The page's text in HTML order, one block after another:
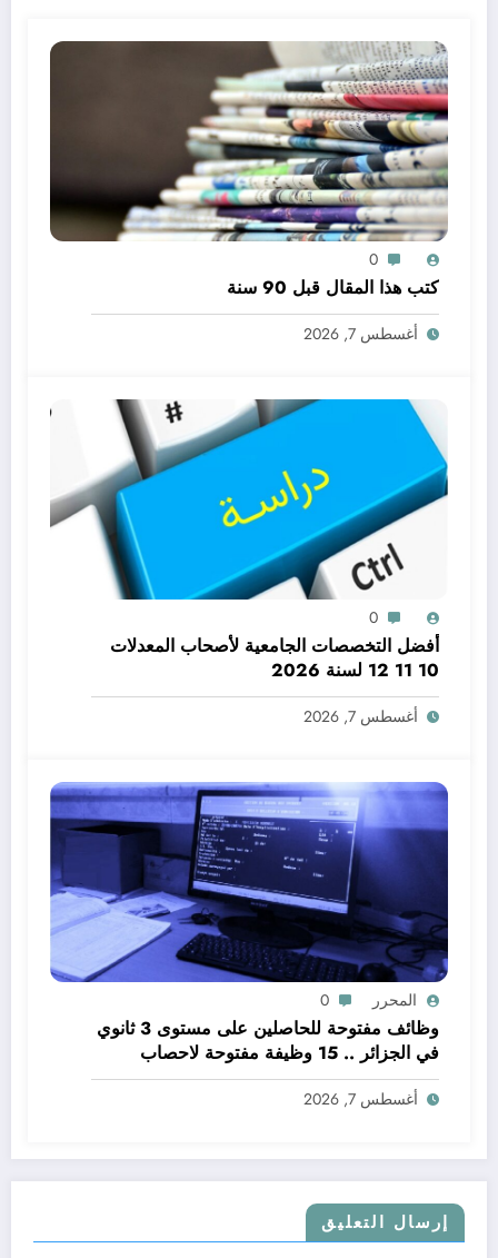
0
كتب هذا المقال قبل 90 سنة
أغسطس 7, 2026
0
أفضل التخصصات الجامعية لأصحاب المعدلات
10 11 12 لسنة 2026
أغسطس 7, 2026
المحرر 0
وظائف مفتوحة للحاصلين على مستوى 3 ثانوي
في الجزائر .. 15 وظيفة مفتوحة لاحصاب
مستوى الثالثة ثانوي في الجزائر
أغسطس 7, 2026
إرسال التعليق